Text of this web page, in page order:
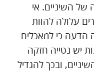
השיניים. אי
עלולה להוות
הדעה כי למאכלים
יש נטייה חזקה
ובכך להגדיל